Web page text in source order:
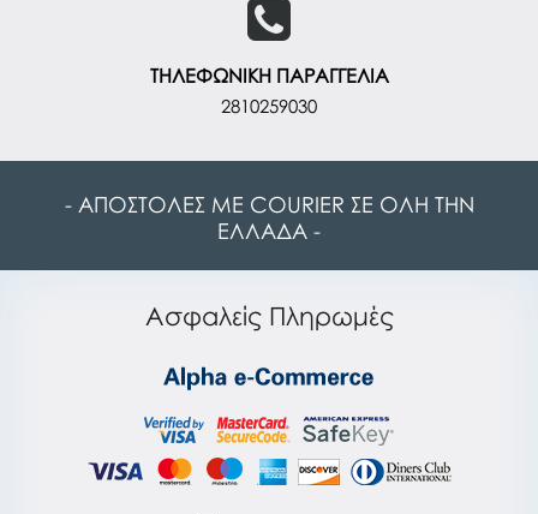
ΤΗΛΕΦΩΝΙΚΗ ΠΑΡΑΓΓΕΛΙΑ
2810259030
- ΑΠΟΣΤΟΛΕΣ ΜΕ COURIER ΣΕ ΟΛΗ ΤΗΝ
ΕΛΛΑΔΑ -
Ασφαλείς Πληρωμές